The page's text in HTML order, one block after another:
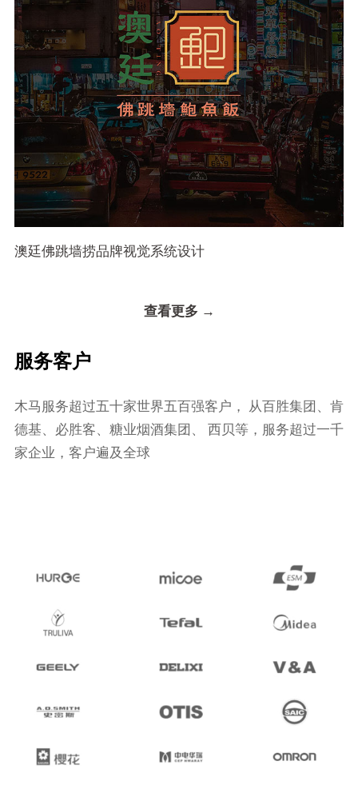
澳廷佛跳墙捞品牌视觉系统设计
查看更多 →
服务客户
⽊⻢服务超过五⼗家世界五百强客户， 从百胜集团、肯
德基、必胜客、糖业烟酒集团、 ⻄⻉等，服务超过⼀千
家企业，客户遍及全球